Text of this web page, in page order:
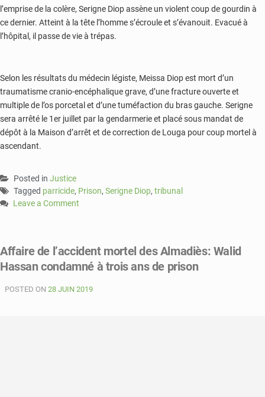
l’emprise de la colère, Serigne Diop assène un violent coup de gourdin à
ce dernier. Atteint à la tête l’homme s’écroule et s’évanouit. Evacué à
l’hôpital, il passe de vie à trépas.
Selon les résultats du médecin légiste, Meissa Diop est mort d’un
traumatisme cranio-encéphalique grave, d’une fracture ouverte et
multiple de l’os porcetal et d’une tuméfaction du bras gauche. Serigne
sera arrêté le 1er juillet par la gendarmerie et placé sous mandat de
dépôt à la Maison d’arrêt et de correction de Louga pour coup mortel à
ascendant.
Posted in Justice
Tagged parricide, Prison, Serigne Diop, tribunal
Leave a Comment
Louga:
un
de
Affaire de l’accident mortel des Almadiès: Walid
Hassan condamné à trois ans de prison
POSTED ON 28 JUIN 2019